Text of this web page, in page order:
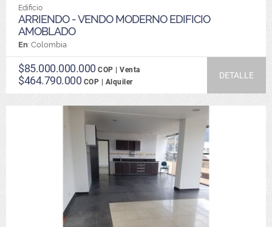
Edificio
ARRIENDO - VENDO MODERNO EDIFICIO
AMOBLADO
En: Colombia
$85.000.000.000 COP | Venta
$464.790.000 COP | Alquiler
DETALLE